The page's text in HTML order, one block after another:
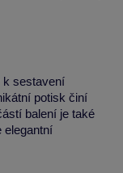
k sestavení
potisk činí
balení je také
elegantní